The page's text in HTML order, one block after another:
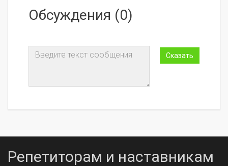
Обсуждения (0)
Репетиторам и наставникам